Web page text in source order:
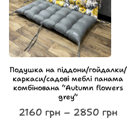
Подушка на піддони/гойдалки/
каркаси/садові меблі панама
комбінована “Autumn flowers
grey”
2160 грн – 2850 грн